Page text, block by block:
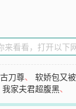
刀尊、软娇包又
我家夫君超腹黑、